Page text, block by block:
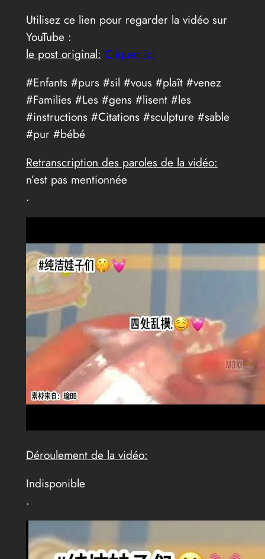
Utilisez ce lien pour regarder la vidéo sur
YouTube :
le post original: Cliquer ici
#Enfants #purs #sil #vous #plaît #venez
#Families #Les #gens #lisent #les
#instructions #Citations #sculpture #sable
#pur #bébé
Retranscription des paroles de la vidéo:
n’est pas mentionnée
.
Déroulement de la vidéo:
Indisponible
.